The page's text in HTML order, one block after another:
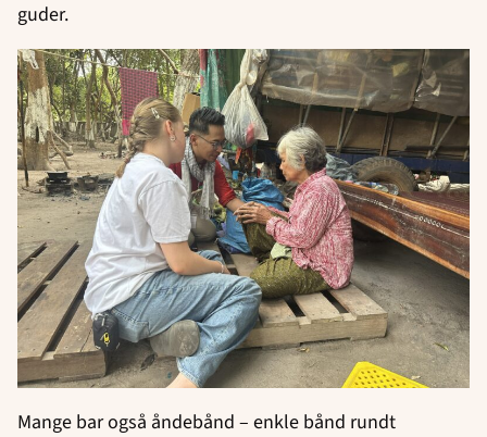
guder.
Mange bar også åndebånd – enkle bånd rundt